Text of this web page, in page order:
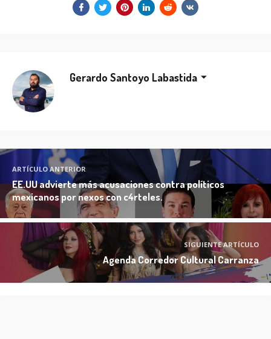
Gerardo Santoyo Labastida
ARTÍCULO ANTERIOR
EE.UU advierte más acusaciones contra políticos
mexicanos por nexos con c4rteles.
SIGUIENTE ARTÍCULO
Agenda Corredor Cultural Carranza